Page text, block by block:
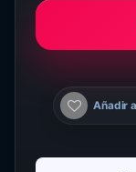
Añadir